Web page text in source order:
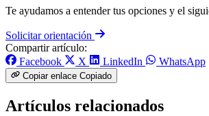
Te ayudamos a entender tus opciones y el
Solicitar orientación
Compartir artículo:
Facebook
X LinkedIn WhatsApp
Copiar enlace Copiado
Artículos relacionados